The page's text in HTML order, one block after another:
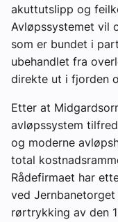
akuttutslipp og
Avløpssystemet vil
som er bundet i
ubehandlet fra
direkte ut i fjorden
Etter at
avløpssystem
og moderne
total
Rådefirmaet har
ved
rørtrykking av den